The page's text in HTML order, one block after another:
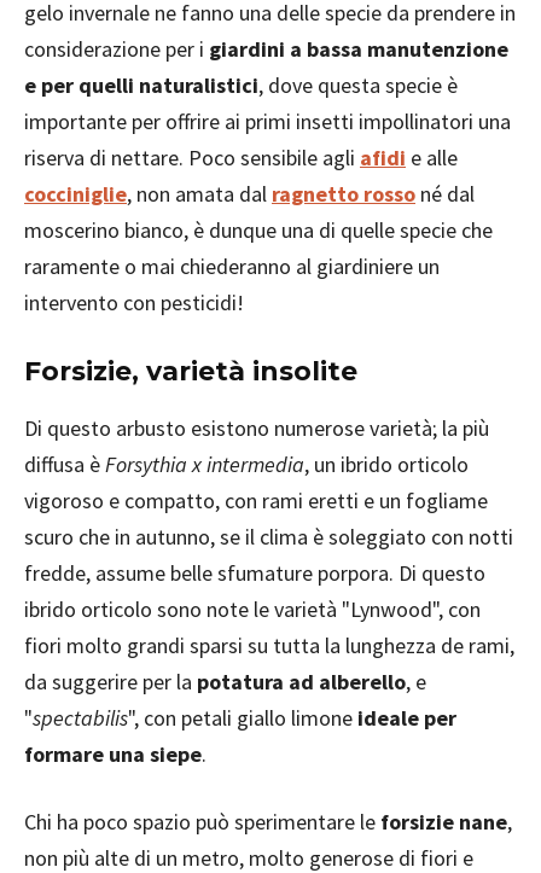
gelo invernale ne fanno una delle specie da prendere in
considerazione per i giardini a bassa manutenzione
e per quelli naturalistici, dove questa specie è
importante per offrire ai primi insetti impollinatori una
riserva di nettare. Poco sensibile agli afidi e alle
cocciniglie, non amata dal ragnetto rosso né dal
moscerino bianco, è dunque una di quelle specie che
raramente o mai chiederanno al giardiniere un
intervento con pesticidi!
Forsizie, varietà insolite
Di questo arbusto esistono numerose varietà; la più
diffusa èForsythia x intermedia, un ibrido orticolo
vigoroso e compatto, con rami eretti e un fogliame
scuro che in autunno, se il clima è soleggiato con notti
fredde, assume belle sfumature porpora. Di questo
ibrido orticolo sono note le varietà "Lynwood", con
fiori molto grandi sparsi su tutta la lunghezza de rami,
da suggerire per la potatura ad alberello, e
"spectabilis", con petali giallo limone ideale per
formare una siepe.
Chi ha poco spazio può sperimentare le forsizie nane,
non più alte di un metro, molto generose di fiori e